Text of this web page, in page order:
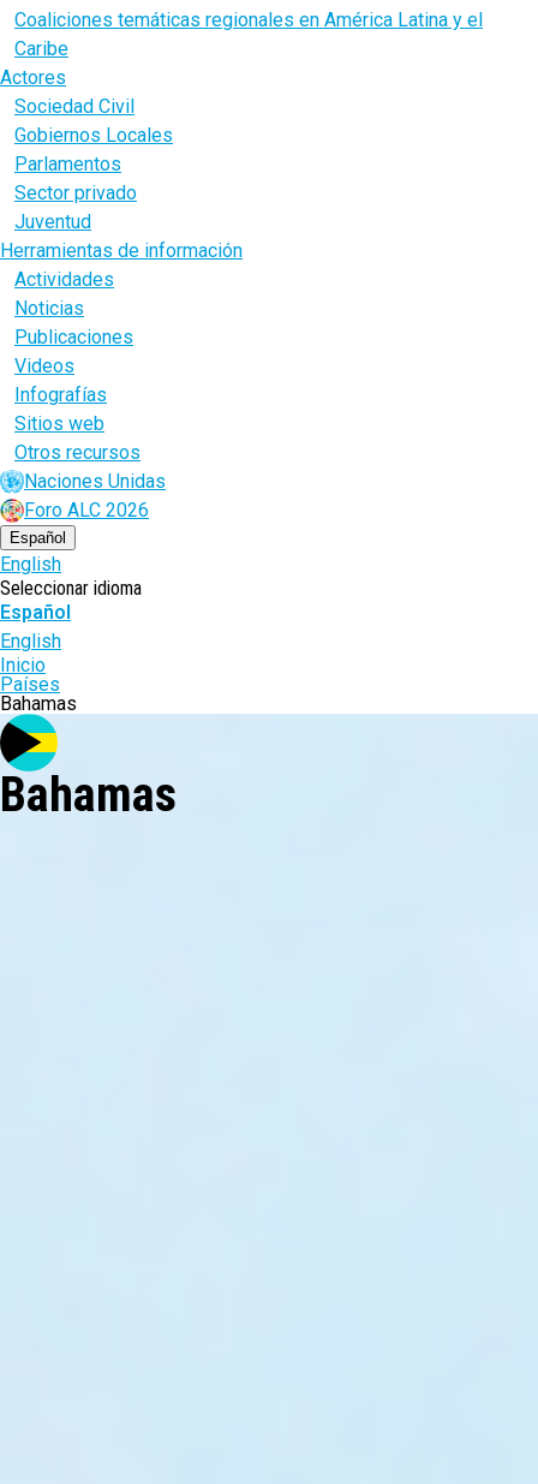
Coaliciones temáticas regionales en América Latina y el
Caribe
Actores
Sociedad Civil
Gobiernos Locales
Parlamentos
Sector privado
Juventud
Herramientas de información
Actividades
Noticias
Publicaciones
Videos
Infografías
Sitios web
Otros recursos
Naciones Unidas
Foro ALC 2026
Español
English
Seleccionar idioma
Español
English
Ruta
de
navegación
Inicio
Países
Bahamas
Bahamas